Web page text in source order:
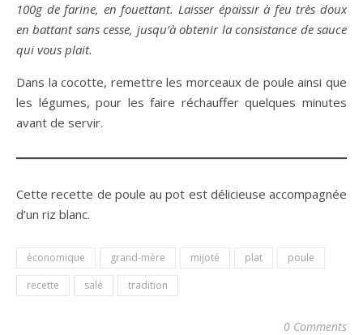
100g de farine, en fouettant. Laisser épaissir à feu très doux
en battant sans cesse, jusqu’à obtenir la consistance de sauce
qui vous plait.
Dans la cocotte, remettre les morceaux de poule ainsi que
les légumes, pour les faire réchauffer quelques minutes
avant de servir.
Cette recette de poule au pot est délicieuse accompagnée
d’un riz blanc.
économique grand-mère mijoté plat
poule
recette
salé tradition
0 Comments